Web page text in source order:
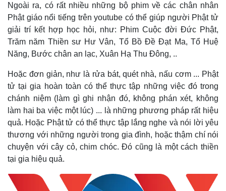
Ngoài ra, có rất nhiều những bộ phim về các chân nhân
Phật giáo nổi tiếng trên youtube có thể giúp người Phật tử
giải trí kết hợp học hỏi, như: Phim Cuộc đời Đức Phật,
Trăm năm Thiền sư Hư Vân, Tổ Bồ Đề Đạt Ma, Tổ Huệ
Năng, Bước chân an lạc, Xuân Hạ Thu Đông, ..
Hoặc đơn giản, như là rửa bát, quét nhà, nấu cơm ... Phật
tử tại gia hoàn toàn có thể thực tập những việc đó trong
chánh niệm (làm gì ghi nhận đó, không phán xét, không
làm hai ba việc một lúc) ... là những phương pháp rất hiệu
quả. Hoặc Phật tử có thể thực tập lắng nghe và nói lời yêu
thương với những người trong gia đình, hoặc thậm chí nói
chuyện với cây cỏ, chim chóc. Đó cũng là một cách thiền
tại gia hiệu quả.